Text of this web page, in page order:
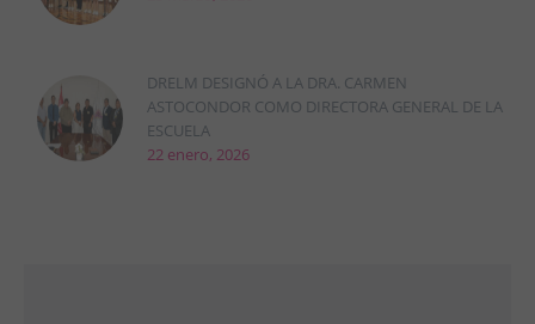
DRELM DESIGNÓ A LA DRA. CARMEN
ASTOCONDOR COMO DIRECTORA GENERAL DE LA
ESCUELA
22 enero, 2026